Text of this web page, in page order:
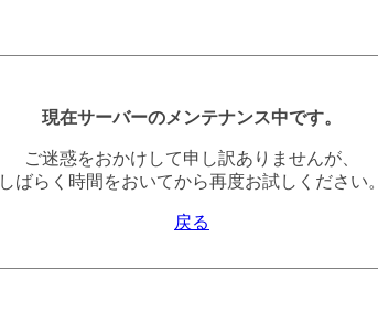
現在サーバーのメンテナンス中です。
ご迷惑をおかけして申し訳ありませんが、
しばらく時間をおいてから再度お試しください。
戻る